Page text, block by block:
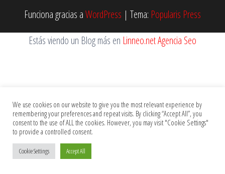
Funciona gracias aWordPress | Tema: Popularis Press
Estás viendo un Blog más en Linneo.net Agencia Seo
We use cookies on our website to give you the most relevant experience by
remembering your preferences and repeat visits. By clicking “Accept All”, you
consent to the use of ALL the cookies. However, you may visit "Cookie Settings"
to provide a controlled consent.
Cookie Settings Accept All